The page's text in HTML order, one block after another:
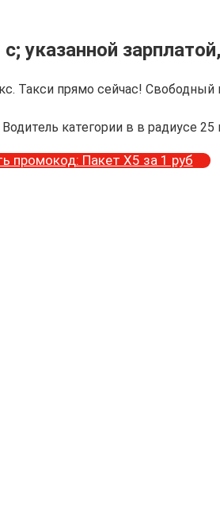
указанной
Такси прямо сейчас!
категории в в радиусе
промокод: Пакет Х5 за 1 руб